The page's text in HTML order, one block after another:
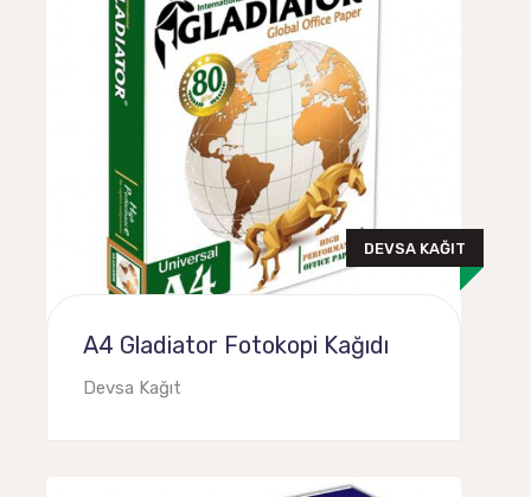
DEVSA KAĞIT
A4 Gladiator Fotokopi Kağıdı
Devsa Kağıt